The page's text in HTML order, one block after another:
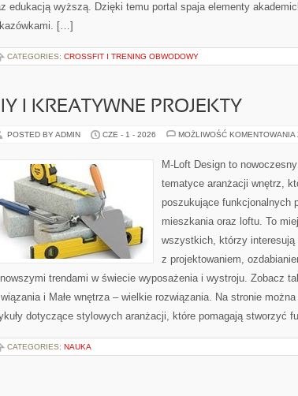
edukacją wyższą. Dzięki temu portal spaja elementy
[…]
CATEGORIES: CROSSFIT I TRENING OBWODOWY
I KREATYWNE PROJEKTY
POSTED BY ADMIN CZE - 1 - 2026 MOŻLIWOŚĆ KOMENTOWANIA
M-Loft Design to
tematyce aranżacji wnętrz,
poszukujące funkcjonalnych
mieszkania oraz loftu. To
wszystkich, którzy
z projektowaniem,
trendami w świecie wyposażenia i wystroju. Zobacz
i Małe wnętrza – wielkie rozwiązania. Na stronie
dotyczące stylowych aranżacji, które pomagają stworzyć
CATEGORIES: NAUKA